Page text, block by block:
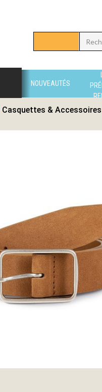
NOUVEAUTÉS
Casquettes & Accessoires